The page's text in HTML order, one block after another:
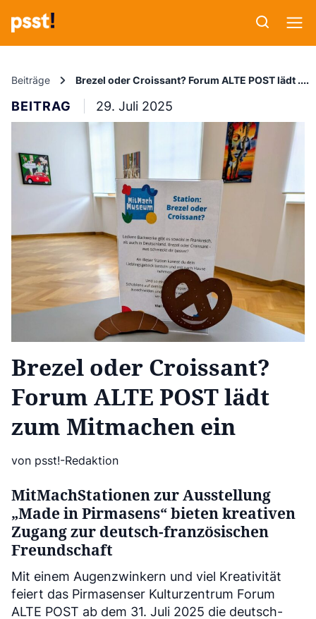
Beiträge Brezel oder Croissant? Forum ALTE POST lädt
BEITRAG 29. Juli 2025
Brezel oder Croissant?
Forum ALTE POST lädt
zum Mitmachen ein
von psst!-Redaktion
MitMachStationen zur Ausstellung
„Made in Pirmasens“ bieten kreativen
Zugang zur deutsch-französischen
Freundschaft
Mit einem Augenzwinkern und viel Kreativität
feiert das Pirmasenser Kulturzentrum Forum
ALTE POST ab dem 31. Juli 2025 die deutsch-